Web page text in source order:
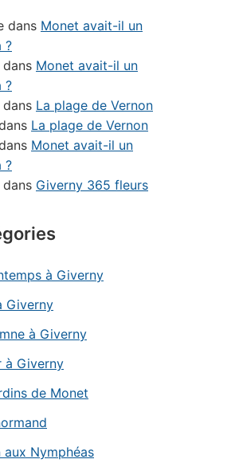
dans Monet avait-il un
?
dans Monet avait-il un
?
dans La plage de Vernon
La plage de Vernon
Monet avait-il un
?
dans Giverny 365 fleurs
à Giverny
Giverny
à Giverny
à Giverny
de Monet
aux Nymphéas